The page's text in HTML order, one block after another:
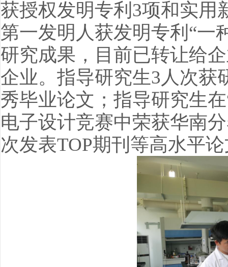
获授权发明专利3项和实用
第一发明人获发明专利“一
研究成果，目前已转让给
企业。指导研究生3人次获
秀毕业论文；指导研究生
电子设计竞赛中荣获华南
次发表TOP期刊等高水平